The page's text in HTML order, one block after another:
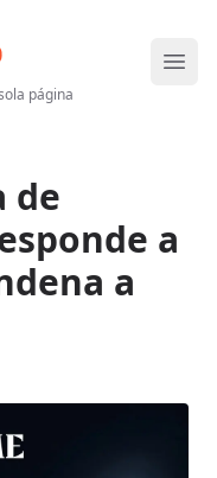
página
Abrir
de
a
a